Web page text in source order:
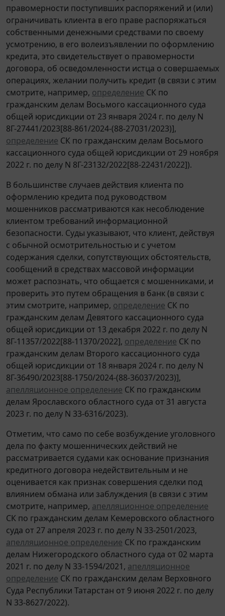
правомерности поступивших распоряжений и (или)
ограничивать клиента в его праве распоряжаться
собственными денежными средствами по своему
усмотрению, в его волеизъявлении по оформлению
кредита, это свидетельствует о правомерности
договора, об осведомленности истца о совершаемых
операциях, желании получить кредит (в связи с этим
смотрите, например, определение СК по
гражданским делам Восьмого кассационного суда
общей юрисдикции от 23 января 2024 г. по делу N
8Г-27441/2023[88-861/2024-(88-27031/2023)],
определение СК по гражданским делам Восьмого
кассационного суда общей юрисдикции от 29 ноября
2022 г. по делу N 8Г-23132/2022[88-22431/2022]).
В большинстве случаев действия клиента по
оформлению кредита под руководством
мошенников рассматриваются как несоблюдение
клиентом требований информационной
безопасности. Суды указывают, что клиент, действуя
с обычной осмотрительностью и с учетом
содержания сделки, сопутствующих обстоятельств,
сообщений в средствах массовой информации
может распознать, что общается с мошенниками, и
проверить это путем обращения в банк (в связи с
этим смотрите, например, определение СК по
гражданским делам Девятого кассационного суда
общей юрисдикции от 13 декабря 2022 г. по делу N
8Г-11357/2022[88-11370/2022], определение СК по
гражданским делам Второго кассационного суда
общей юрисдикции от 18 января 2024 г. по делу N
8Г-36490/2023[88-1750/2024-(88-36037/2023)],
апелляционное определение СК по гражданским
делам Ярославского областного суда от 31 августа
2023 г. по делу N 33-6316/2023).
Отметим, что само по себе возбуждение уголовного
дела по факту мошеннических действий не
рассматривается судами как основание признания
кредитного договора недействительным и не
оценивается как признак совершения сделки под
влиянием обмана или заблуждения (в связи с этим
смотрите, например, апелляционное определение
СК по гражданским делам Кемеровского областного
суда от 27 апреля 2023 г. по делу N 33-2501/2023,
апелляционное определение СК по гражданским
делам Нижегородского областного суда от 02 марта
2021 г. по делу N 33-1594/2021, апелляционное
определение СК по гражданским делам Верховного
Суда Республики Татарстан от 9 июня 2022 г. по делу
N 33-8627/2022).